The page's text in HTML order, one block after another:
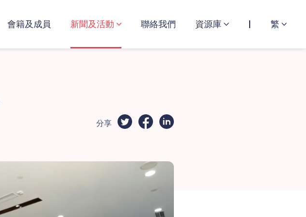
會籍及成員 新聞及活動 聯絡我們 資源庫 繁
分享